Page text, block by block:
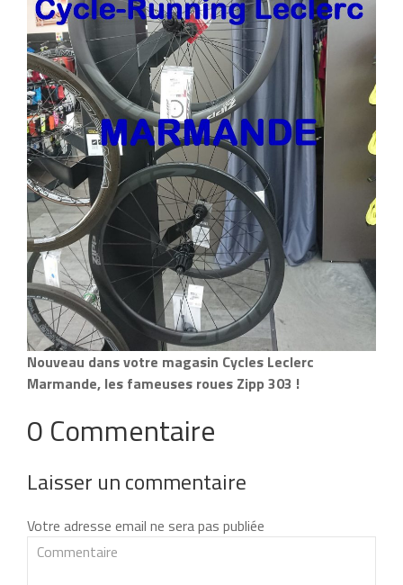
Nouveau dans votre magasin Cycles Leclerc
Marmande, les fameuses roues Zipp 303 !
0 Commentaire
Laisser un commentaire
Votre adresse email ne sera pas publiée